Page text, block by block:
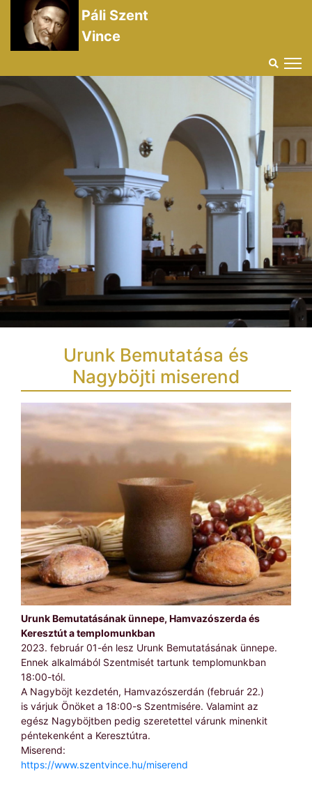
Páli Szent
Vince
Urunk Bemutatása és
Nagyböjti miserend
Urunk Bemutatásának ünnepe, Hamvazószerda és
Keresztút a templomunkban
2023. február 01-én lesz Urunk Bemutatásának ünnepe.
Ennek alkalmából Szentmisét tartunk templomunkban
18:00-tól.
A Nagyböjt kezdetén, Hamvazószerdán (február 22.)
is várjuk Önöket a 18:00-s Szentmisére. Valamint az
egész Nagyböjtben pedig szeretettel várunk minenkit
péntekenként a Keresztútra.
Miserend:
https://www.szentvince.hu/miserend